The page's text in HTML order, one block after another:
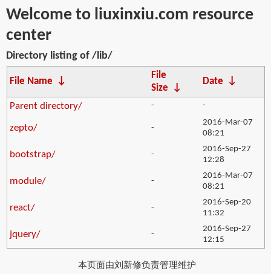
Welcome to liuxinxiu.com resource
center
Directory listing of /lib/
File Name ↓
File
Size
↓
Date ↓
Parent directory/ - -
zepto/ -
2016-Mar-07
08:21
bootstrap/ -
2016-Sep-27
12:28
module/ -
2016-Mar-07
08:21
react/ -
2016-Sep-20
11:32
jquery/ -
2016-Sep-27
12:15
本页面由刘新修负责管理维护